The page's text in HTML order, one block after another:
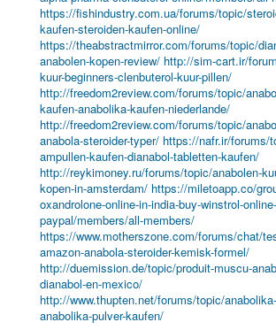
https://fishindustry.com.ua/forums/topic/
kaufen-steroiden-kaufen-online/
https://theabstractmirror.com/forums/topic/
anabolen-kopen-review/ http://sim-cart.ir/
kuur-beginners-clenbuterol-kuur-pillen/
http://freedom2review.com/forums/topic/
kaufen-anabolika-kaufen-niederlande/
http://freedom2review.com/forums/topic/
anabola-steroider-typer/ https://nafr.ir/forums/
ampullen-kaufen-dianabol-tabletten-kaufen/
http://reykimoney.ru/forums/topic/anabolen-
kopen-in-amsterdam/ https://miletoapp.co/
oxandrolone-online-in-india-buy-winstrol-
paypal/members/all-members/
https://www.motherszone.com/forums/chat/
amazon-anabola-steroider-kemisk-formel/
http://duemission.de/topic/produit-muscu-
dianabol-en-mexico/
http://www.thupten.net/forums/topic/
anabolika-pulver-kaufen/